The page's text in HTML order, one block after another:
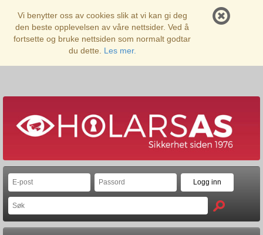
Vi benytter oss av cookies slik at vi kan gi deg
den beste opplevelsen av våre nettsider. Ved å
fortsette og bruke nettsiden som normalt godtar
du dette. Les mer.